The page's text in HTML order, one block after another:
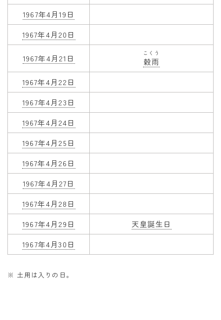
1967年4月19日
1967年4月20日
1967年4月21日 穀雨
こくう
1967年4月22日
1967年4月23日
1967年4月24日
1967年4月25日
1967年4月26日
1967年4月27日
1967年4月28日
1967年4月29日
天皇誕生日
1967年4月30日
※ 土用は入りの日。